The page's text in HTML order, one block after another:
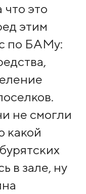
это
этим
по БАМу:
не смогли
какой
в зале, ну